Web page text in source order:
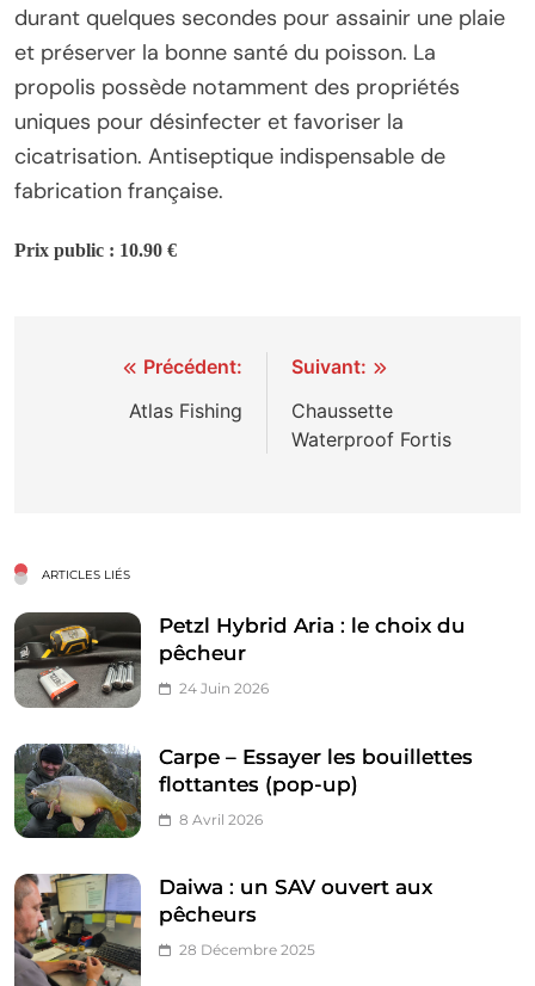
durant quelques secondes pour assainir une plaie
et préserver la bonne santé du poisson. La
propolis possède notamment des propriétés
uniques pour désinfecter et favoriser la
cicatrisation. Antiseptique indispensable de
fabrication française.
Prix public : 10.90 €
NavigationPrécédent:
Atlas Fishing
Suivant:
Chaussette
Waterproof Fortis
ARTICLES LIÉS
Petzl Hybrid Aria : le choix du
pêcheur
24 Juin 2026
Carpe – Essayer les bouillettes
flottantes (pop-up)
8 Avril 2026
Daiwa : un SAV ouvert aux
pêcheurs
28 Décembre 2025